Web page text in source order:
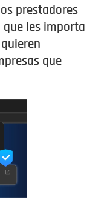
prestadores
que les importa
que